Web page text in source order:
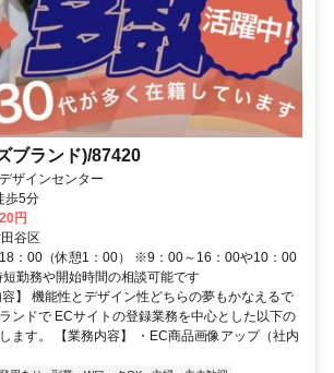
ブランド)/87420
ザインセンター
歩5分
円
谷区
：00（休憩1：00） ※9：00～16：00や10：00
勤務や開始時間の相談可能です
】 機能性とデザイン性どちらの夢もかなえるで
ンドで ECサイトの登録業務を中心とした以下の
ます。 【業務内容】 ・EC商品画像アップ（社内